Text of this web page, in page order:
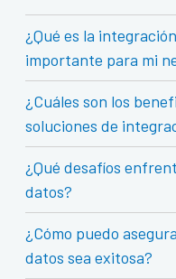
¿Qué es la
importante para mi
¿Cuáles son los
soluciones de
¿Qué desafíos
datos?
¿Cómo puedo
datos sea exitosa?